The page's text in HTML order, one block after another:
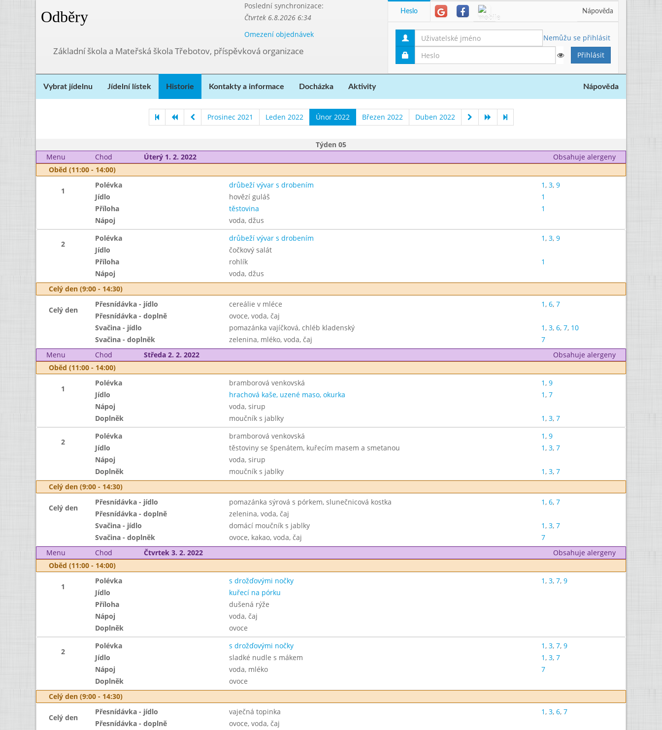
Odběry
Poslední synchronizace:
Čtvrtek 6.8.2026 6:34
Omezení objednávek
Základní škola a Mateřská škola Třebotov, příspěvková organizace
Heslo Nápověda
Nemůžu se přihlásit
Vybrat jídelnu Jídelní lístek Historie Kontakty a informace Docházka Aktivity Nápověda
Prosinec 2021 Leden 2022 Únor 2022 Březen 2022 Duben 2022
Týden 05
Menu
Chod Úterý 1. 2. 2022
Obsahuje alergeny
Oběd (11:00 - 14:00)
1
Polévka drůbeží vývar s drobením 1, 3, 9
Jídlo
hovězí guláš
1
Příloha
těstovina
1
Nápoj
voda, džus
2
Polévka drůbeží vývar s drobením 1, 3, 9
Jídlo
čočkový salát
Příloha
rohlík
1
Nápoj
voda, džus
Celý den (9:00 - 14:30)
Celý den
Přesnídávka - jídlo cereálie v mléce 1, 6, 7
Přesnídávka - doplně
ovoce, voda, čaj
Svačina - jídlo
pomazánka vajíčková, chléb kladenský 1, 3, 6, 7, 10
Svačina - doplněk
zelenina, mléko, voda, čaj
7
Menu
Chod Středa 2. 2. 2022
Obsahuje alergeny
Oběd (11:00 - 14:00)
1
Polévka bramborová venkovská 1, 9
Jídlo
hrachová kaše, uzené maso, okurka 1, 7
Nápoj
voda, sirup
Doplněk
moučník s jablky 1, 3, 7
2
Polévka bramborová venkovská 1, 9
Jídlo
těstoviny se špenátem, kuřecím masem a smetanou 1, 3, 7
Nápoj
voda, sirup
Doplněk
moučník s jablky 1, 3, 7
Celý den (9:00 - 14:30)
Celý den
Přesnídávka - jídlo pomazánka sýrová s pórkem, slunečnicová kostka 1, 6, 7
Přesnídávka - doplně
zelenina, voda, čaj
Svačina - jídlo
domácí moučník s jablky 1, 3, 7
Svačina - doplněk
ovoce, kakao, voda, čaj
7
Menu
Chod Čtvrtek 3. 2. 2022
Obsahuje alergeny
Oběd (11:00 - 14:00)
1
Polévka s drožďovými nočky 1, 3, 7, 9
Jídlo
kuřecí na pórku
Příloha
dušená rýže
Nápoj
voda, čaj
Doplněk
ovoce
2
Polévka s drožďovými nočky 1, 3, 7, 9
Jídlo
sladké nudle s mákem 1, 3, 7
Nápoj
voda, mléko
7
Doplněk
ovoce
Celý den (9:00 - 14:30)
Celý den
Přesnídávka - jídlo vaječná topinka 1, 3, 6, 7
Přesnídávka - doplně
ovoce, voda, čaj